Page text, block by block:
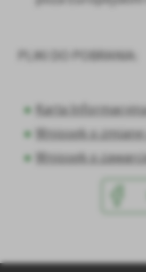
komunikatów na
firm będących naszymi
społecznościowych.
PLIKI DO POBRANIA:
Karta
Wniosek o zmianę
Wniosek o